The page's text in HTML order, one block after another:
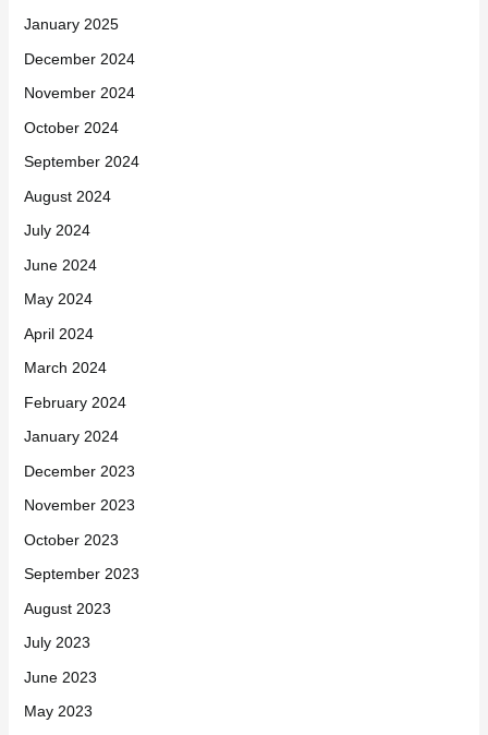
January 2025
December 2024
November 2024
October 2024
September 2024
August 2024
July 2024
June 2024
May 2024
April 2024
March 2024
February 2024
January 2024
December 2023
November 2023
October 2023
September 2023
August 2023
July 2023
June 2023
May 2023